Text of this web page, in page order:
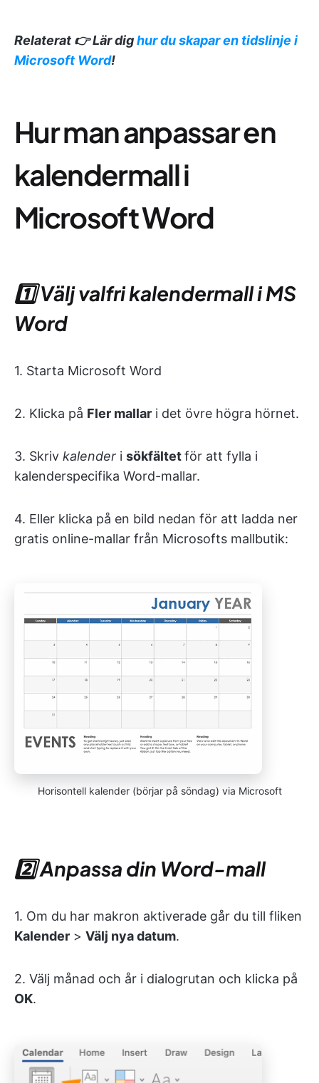
Relaterat 👉 Lär dighur du skapar en tidslinje i
Microsoft Word!
Hur man anpassar en
kalendermall i
Microsoft Word
1️⃣ Välj valfri kalendermall i MS
Word
1. Starta Microsoft Word
2. Klicka på Fler mallar i det övre högra hörnet.
3. Skriv kalender i sökfältetför att fylla i
kalenderspecifika Word-mallar.
4. Eller klicka på en bild nedan för att ladda ner
gratis online-mallar från Microsofts mallbutik:
Horisontell kalender (börjar på söndag) via Microsoft
2️⃣ Anpassa din Word-mall
1. Om du har makron aktiverade går du till fliken
Kalender > Välj nya datum.
2. Välj månad och år i dialogrutan och klicka på
OK.